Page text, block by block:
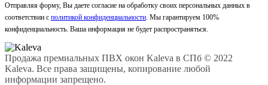
Отправляя форму, Вы даете согласие на обработку своих персональных данных в
соответствии с политикой конфиденциальности . Мы гарантируем 100%
конфиденциальность. Ваша информация не будет распространяться.
Продажа премиальных ПВХ окон Kaleva в СПб © 2022
Kaleva. Все права защищены, копирование любой
информации запрещено.